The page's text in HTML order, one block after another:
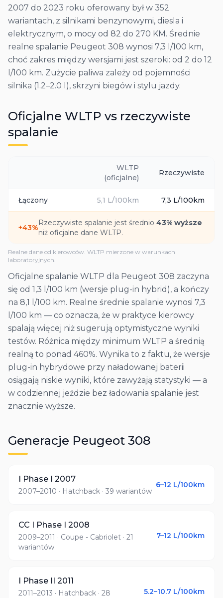
2007 do 2023 roku oferowany był w 352
wariantach, z silnikami benzynowymi, diesla i
elektrycznym, o mocy od 82 do 270 KM. Średnie
realne spalanie Peugeot 308 wynosi 7,3 l/100 km,
choć zakres między wersjami jest szeroki: od 2 do 12
l/100 km. Zużycie paliwa zależy od pojemności
silnika (1.2–2.0 l), skrzyni biegów i stylu jazdy.
Oficjalne WLTP vs rzeczywiste
spalanie
WLTP
(oficjalne)
Rzeczywiste
Łączony 5,1 L/100km 7,3 L/100km
+43%
Rzeczywiste spalanie jest średnio 43% wyższe
niż oficjalne dane WLTP.
Realne dane od kierowców. WLTP mierzone w warunkach
laboratoryjnych.
Oficjalne spalanie WLTP dla Peugeot 308 zaczyna
się od 1,3 l/100 km (wersje plug-in hybrid), a kończy
na 8,1 l/100 km. Realne średnie spalanie wynosi 7,3
l/100 km — co oznacza, że w praktyce kierowcy
spalają więcej niż sugerują optymistyczne wyniki
testów. Różnica między minimum WLTP a średnią
realną to ponad 460%. Wynika to z faktu, że wersje
plug-in hybrydowe przy naładowanej baterii
osiągają niskie wyniki, które zawyżają statystyki — a
w codziennej jeździe bez ładowania spalanie jest
znacznie wyższe.
Generacje Peugeot 308
I Phase I 2007
2007–2010 · Hatchback · 39 wariantów
6–12 L/100km
CC I Phase I 2008
2009–2011 · Coupe - Cabriolet · 21
wariantów
7–12 L/100km
I Phase II 2011
2011–2013 · Hatchback · 28
5.2–10.7 L/100km